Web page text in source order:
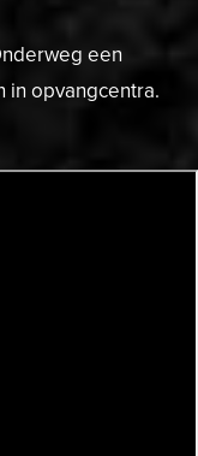
een
in opvangcentra.